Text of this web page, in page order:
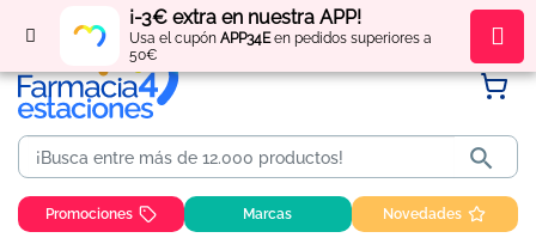
¡-3€ extra en nuestra APP!
Usa el cupón APP34Een pedidos superiores a
50€
Regístratey obténpuntos por tus compras

Promociones Marcas Novedades